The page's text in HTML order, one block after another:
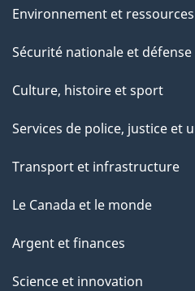
Environnement et
Sécurité nationale et défense
Culture, histoire et sport
Services de police, justice et
Transport et infrastructure
Le Canada et le monde
Argent et finances
Science et innovation